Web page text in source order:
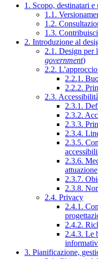
1. Scopo, destinatari
1.1.
1.2.
1.3.
2. Introduzione al
2.1. Design per
government)
2.2.
2.2.1.
2.2.2.
2.3. Accessibilità
2.3.1.
2.3.2.
2.3.3.
2.3.4.
2.3.5.
2.3.6.
attuazione
2.3.7.
2.3.8.
2.4. Privacy
2.4.1.
2.4.2.
2.4.3. Le
3. Pianificazione,